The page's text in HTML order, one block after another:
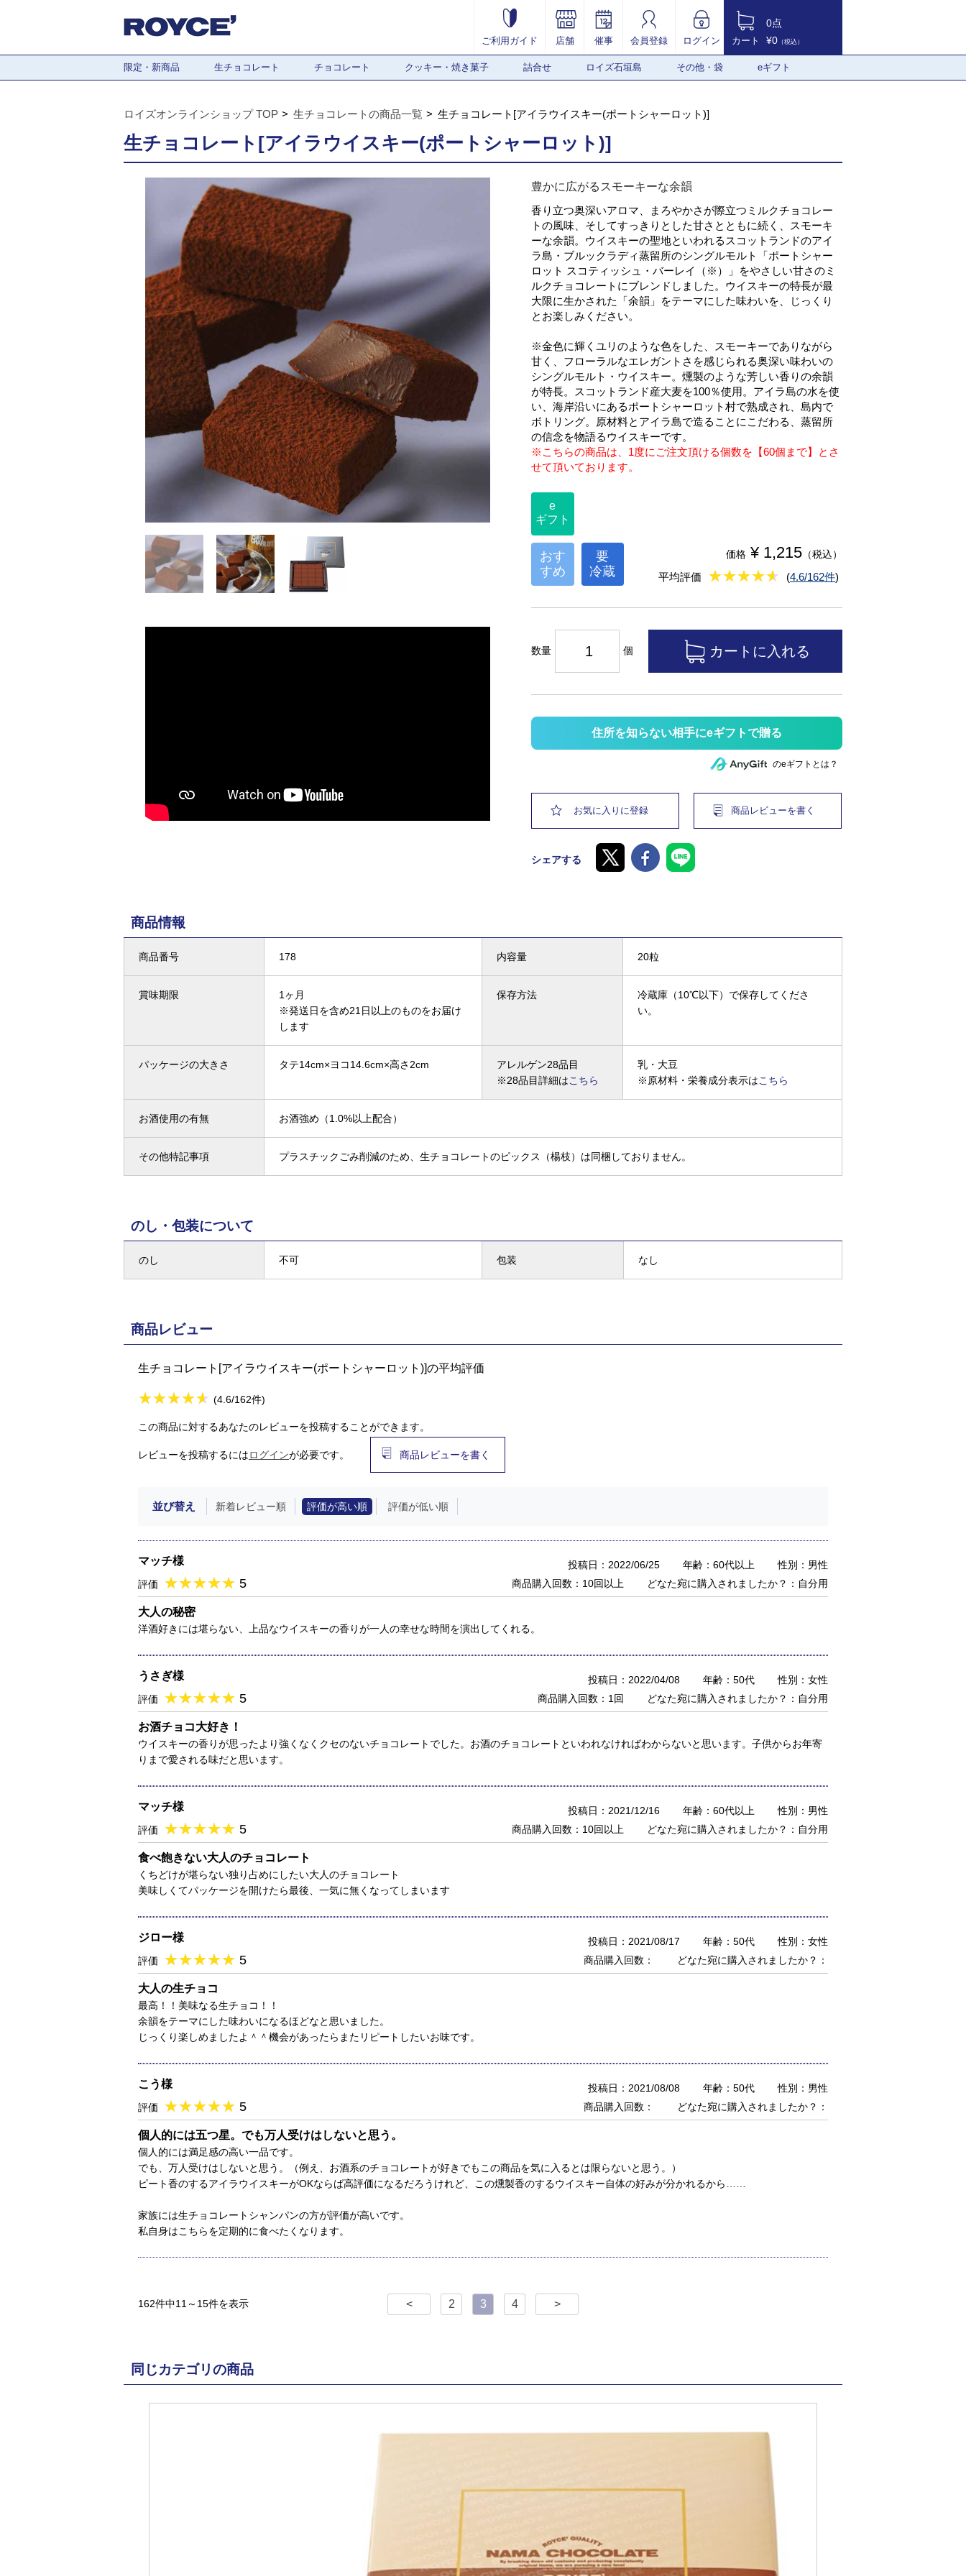
ご利用ガイド 店舗 催事 会員登録 ログイン カート
0点
¥0 （税込）
限定・新商品 生チョコレート チョコレート クッキー・焼き菓子 詰合せ ロイズ石垣島 その他・袋 eギフト
ロイズオンラインショップ TOP 生チョコレートの商品一覧 生チョコレート[アイラウイスキー(ポートシャーロット)]
生チョコレート[アイラウイスキー(ポートシャーロット)]
豊かに広がるスモーキーな余韻
香り立つ奥深いアロマ、まろやかさが際立つミルクチョコレー
トの風味、そしてすっきりとした甘さとともに続く、スモーキ
ーな余韻。ウイスキーの聖地といわれるスコットランドのアイ
ラ島・ブルックラディ蒸留所のシングルモルト「ポートシャー
ロット スコティッシュ・バーレイ（※）」をやさしい甘さのミ
ルクチョコレートにブレンドしました。ウイスキーの特長が最
大限に生かされた「余韻」をテーマにした味わいを、じっくり
とお楽しみください。
※金色に輝くユリのような色をした、スモーキーでありながら
甘く、フローラルなエレガントさを感じられる奥深い味わいの
シングルモルト・ウイスキー。燻製のような芳しい香りの余韻
が特長。スコットランド産大麦を100％使用。アイラ島の水を使
い、海岸沿いにあるポートシャーロット村で熟成され、島内で
ボトリング。原材料とアイラ島で造ることにこだわる、蒸留所
の信念を物語るウイスキーです。
※こちらの商品は、1度にご注文頂ける個数を【60個まで】とさ
せて頂いております。
e
ギフト
おす
すめ
要
冷蔵
価格 ¥ 1,215 （税込）
平均評価 ★★★★★
★★★★★ (4.6/162件)
数量 個
住所を知らない相手にeギフトで贈る
のeギフトとは？
お気に入りに登録 商品レビューを書く
シェアする
商品情報
商品番号 178 内容量 20粒
賞味期限
1ヶ月
※発送日を含め21日以上のものをお届け
します
保存方法
冷蔵庫（10℃以下）で保存してくださ
い。
パッケージの大きさ タテ14cm×ヨコ14.6cm×高さ2cm
アレルゲン28品目
※28品目詳細はこちら
乳・大豆
※原材料・栄養成分表示はこちら
お酒使用の有無 お酒強め（1.0%以上配合）
その他特記事項 プラスチックごみ削減のため、生チョコレートのピックス（楊枝）は同梱しておりません。
のし・包装について
のし 不可 包装 なし
商品レビュー
生チョコレート[アイラウイスキー(ポートシャーロット)]の平均評価
★★★★★
★★★★★ (4.6/162件)
この商品に対するあなたのレビューを投稿することができます。
レビューを投稿するにはログインが必要です。 商品レビューを書く
並び替え 新着レビュー順 評価が高い順 評価が低い順
マッチ様
評価 ★★★★★
★★★★★ 5
投稿日：2022/06/25 年齢：60代以上
性別：男性
商品購入回数：10回以上
どなた宛に購入されましたか？：自分用
大人の秘密
洋酒好きには堪らない、上品なウイスキーの香りが一人の幸せな時間を演出してくれる。
うさぎ様
評価 ★★★★★
★★★★★ 5
投稿日：2022/04/08 年齢：50代
性別：女性
商品購入回数：1回
どなた宛に購入されましたか？：自分用
お酒チョコ大好き！
ウイスキーの香りが思ったより強くなくクセのないチョコレートでした。お酒のチョコレートといわれなければわからないと思います。子供からお年寄
りまで愛される味だと思います。
マッチ様
評価 ★★★★★
★★★★★ 5
投稿日：2021/12/16 年齢：60代以上
性別：男性
商品購入回数：10回以上
どなた宛に購入されましたか？：自分用
食べ飽きない大人のチョコレート
くちどけが堪らない独り占めにしたい大人のチョコレート
美味しくてパッケージを開けたら最後、一気に無くなってしまいます
ジロー様
評価 ★★★★★
★★★★★ 5
投稿日：2021/08/17 年齢：50代
性別：女性
商品購入回数：
どなた宛に購入されましたか？：
大人の生チョコ
最高！！美味なる生チョコ！！
余韻をテーマにした味わいになるほどなと思いました。
じっくり楽しめましたよ＾＾機会があったらまたリピートしたいお味です。
こう様
評価 ★★★★★
★★★★★ 5
投稿日：2021/08/08 年齢：50代
性別：男性
商品購入回数：
どなた宛に購入されましたか？：
個人的には五つ星。でも万人受けはしないと思う。
個人的には満足感の高い一品です。
でも、万人受けはしないと思う。（例え、お酒系のチョコレートが好きでもこの商品を気に入るとは限らないと思う。）
ピート香のするアイラウイスキーがOKならば高評価になるだろうけれど、この燻製香のするウイスキー自体の好みが分かれるから……
家族には生チョコレートシャンパンの方が評価が高いです。
私自身はこちらを定期的に食べたくなります。
162件中11～15件を表示 < 2 3 4 >
同じカテゴリの商品